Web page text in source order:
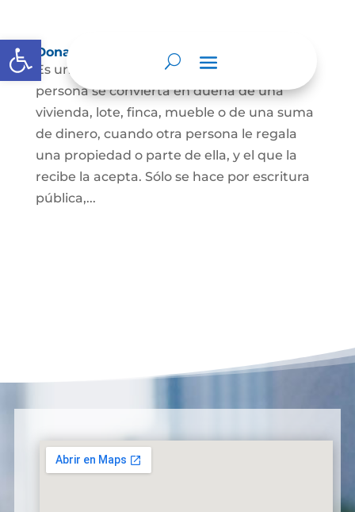
Abrir barra de herramientas
Donación
Es uno de los contratos cuyo fin es que una
persona se convierta en dueña de una
vivienda, lote, finca, mueble o de una suma
de dinero, cuando otra persona le regala
una propiedad o parte de ella, y el que la
recibe la acepta. Sólo se hace por escritura
pública,...